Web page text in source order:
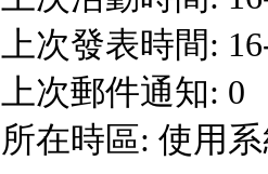
上次發表時間:
上次郵件通知: 0
所在時區: 使用